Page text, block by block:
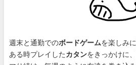
週末と通勤でのボードゲームを楽しみ
ある時プレイした カタンをきっかけに、